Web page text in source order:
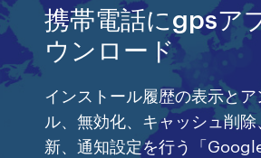
携帯電話にgpsア
ウンロード
インストール履歴の表示と
ル、無効化、キャッシュ削
新、通知設定を行う「